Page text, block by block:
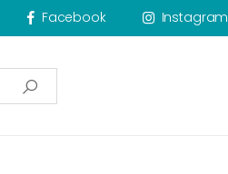
Facebook Instagram